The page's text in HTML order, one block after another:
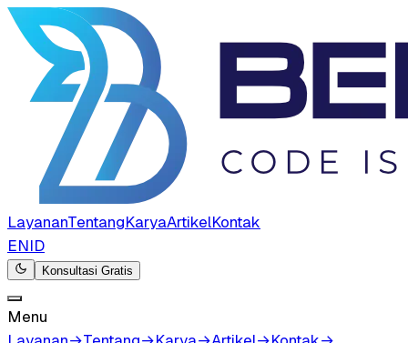
LayananTentangKaryaArtikelKontak
ENID
Konsultasi Gratis
Menu